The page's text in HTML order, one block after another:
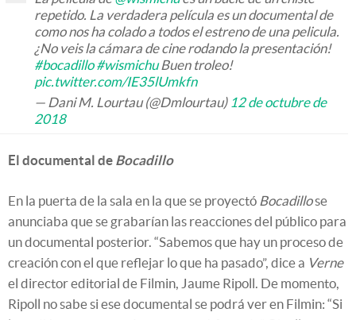
repetido. La verdadera película es un documental de
como nos ha colado a todos el estreno de una pelicula.
¿No veis la cámara de cine rodando la presentación!
#bocadillo #wismichuBuen troleo!
pic.twitter.com/IE35lUmkfn
— Dani M. Lourtau (@Dmlourtau) 12 de octubre de
2018
El documental de Bocadillo
En la puerta de la sala en la que se proyectó Bocadillose
anunciaba que se grabarían las reacciones del público para
un documental posterior. “Sabemos que hay un proceso de
creación con el que reflejar lo que ha pasado”, dice a Verne
el director editorial de Filmin, Jaume Ripoll. De momento,
Ripoll no sabe si ese documental se podrá ver en Filmin: “Si